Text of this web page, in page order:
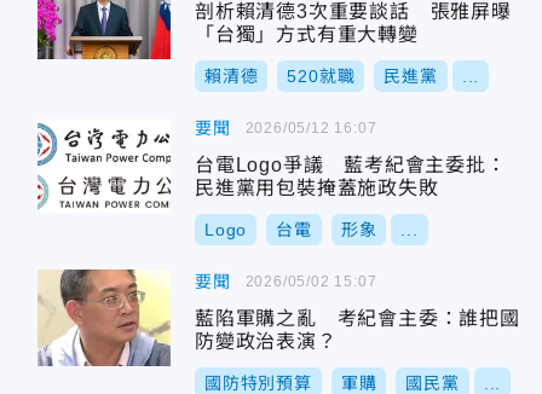
剖析賴清德3次重要談話 張雅屏曝
「台獨」方式有重大轉變
賴清德 520就職 民進黨
要聞
台電Logo爭議 藍考紀會主委批：
民進黨用包裝掩蓋施政失敗
Logo 台電 形象
2026/05/12 16:07
要聞
藍陷軍購之亂 考紀會主委：誰把國
防變政治表演？
國防特別預算 軍購 國民黨
2026/05/02 15:07